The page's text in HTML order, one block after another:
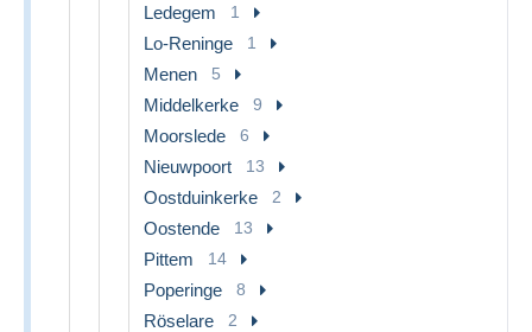
Ledegem 1
Lo-Reninge 1
Menen 5
Middelkerke 9
Moorslede 6
Nieuwpoort 13
Oostduinkerke 2
Oostende 13
Pittem 14
Poperinge 8
Röselare 2